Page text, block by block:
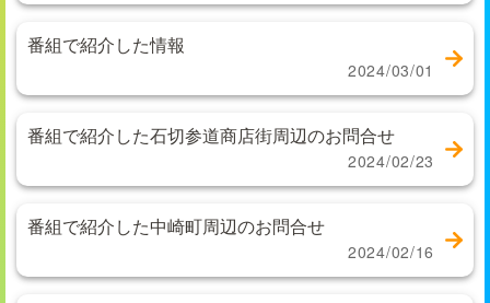
番組で紹介した情報
2024/03/01
番組で紹介した石切参道商店街周辺のお問合せ
2024/02/23
番組で紹介した中崎町周辺のお問合せ
2024/02/16